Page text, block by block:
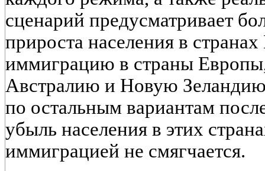
сценарий предусматривает
прироста населения в
иммиграцию в страны
Австралию и Новую Зеландию
по остальным вариантам
убыль населения в этих
иммиграцией не смягчается.